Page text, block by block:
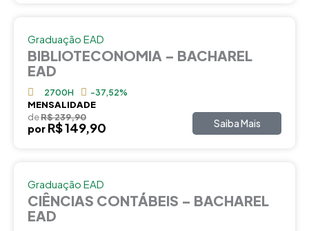
Graduação EAD
BIBLIOTECONOMIA – BACHAREL
EAD
2700H -37,52%
MENSALIDADE
deR$ 239,90
por R$ 149,90 Saiba Mais
Graduação EAD
CIÊNCIAS CONTÁBEIS – BACHAREL
EAD